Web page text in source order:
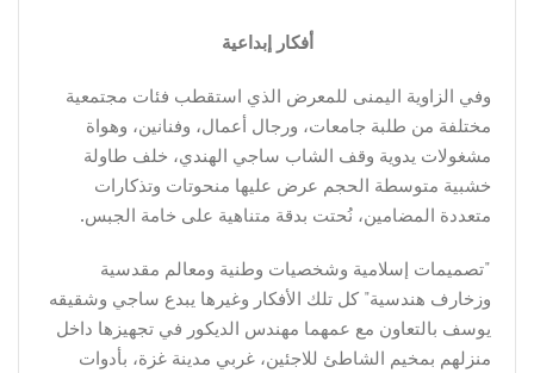
أفكار إبداعية
وفي الزاوية اليمنى للمعرض الذي استقطب فئات مجتمعية
مختلفة من طلبة جامعات، ورجال أعمال، وفنانين، وهواة
مشغولات يدوية وقف الشاب ساجي الهندي، خلف طاولة
خشبية متوسطة الحجم عرض عليها منحوتات وتذكارات
متعددة المضامين، نُحتت بدقة متناهية على خامة الجبس.
"تصميمات إسلامية وشخصيات وطنية ومعالم مقدسية
وزخارف هندسية" كل تلك الأفكار وغيرها يبدع ساجي وشقيقه
يوسف بالتعاون مع عمهما مهندس الديكور في تجهيزها داخل
منزلهم بمخيم الشاطئ للاجئين، غربي مدينة غزة، بأدوات